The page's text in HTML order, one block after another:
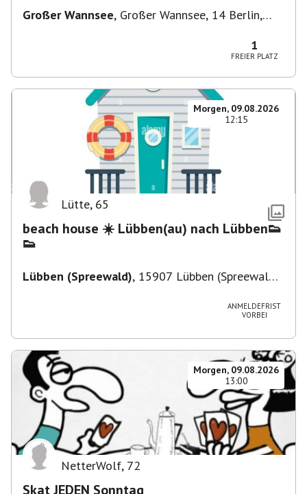
Großer Wannsee, Großer Wannsee, 14 Berlin,
1
FREIER PLATZ
Morgen, 09.08.2026
12:15
Lütte, 65
beach house ☀️ Lübben(au) nach Lübben👟
👟
Lübben (Spreewald), 15907 Lübben (Spreewald),
ANMELDEFRIST
VORBEI
Morgen, 09.08.2026
13:00
NetterWolf, 72
Skat JEDEN Sonntag